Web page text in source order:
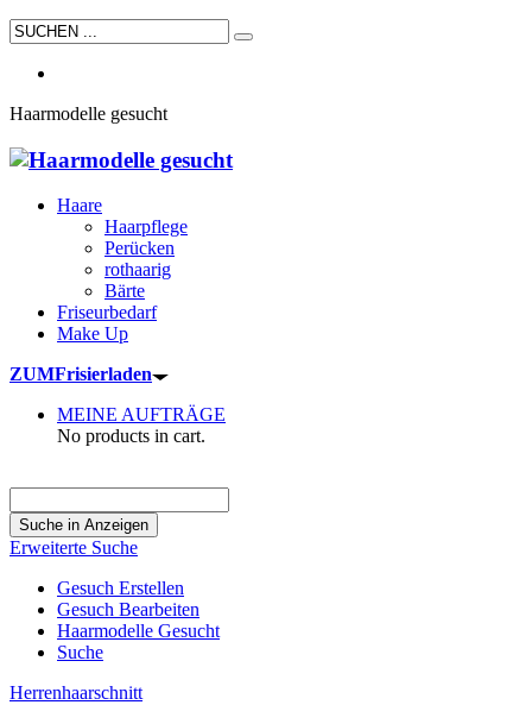
Haarmodelle gesucht
Haare
Haarpflege
Perücken
rothaarig
Bärte
Friseurbedarf
Make Up
ZUMFrisierladen
MEINE AUFTRÄGE
No products in cart.
nach:
Erweiterte Suche
Gesuch Erstellen
Gesuch Bearbeiten
Haarmodelle Gesucht
Suche
Herrenhaarschnitt